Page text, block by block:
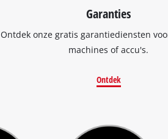
Garanties
Ontdek onze gratis garantiediensten
machines of accu's.
Ontdek